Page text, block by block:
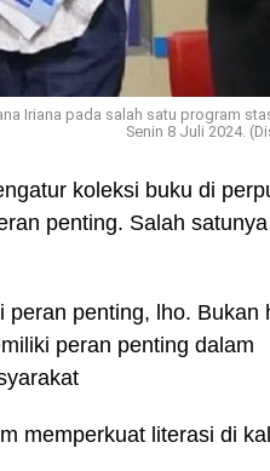
Iriana pada salah satu program
Senin 8 Juli 2024.
koleksi buku di
penting. Salah
peran penting, lho. Bukan
peran penting dalam
memperkuat literasi di